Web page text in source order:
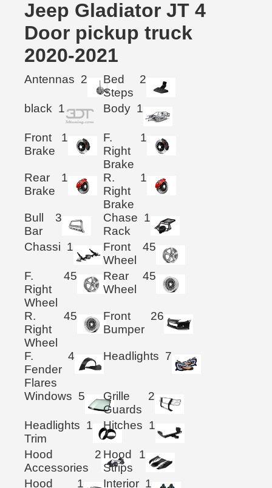
Jeep Gladiator JT 4
Door pickup truck
2020-2021
Antennas 2
Bed
Steps
2
black 1 Body 1
Front
Brake
1
F.
Right
Brake
1
Rear
Brake
1
R.
Right
Brake
1
Bull
Bar
3
Chase
Rack
1
Chassi 1
Front
Wheel
45
F.
Right
Wheel
45
Rear
Wheel
45
R.
Right
Wheel
45
Front
Bumper
26
F.
Fender
Flares
4 Headlights 7
Windows 5
Grille
Guards
2
Headlights
Trim
1 Hitches 1
Hood
Accessories
2 Hood
Strips
1
Hood
1 Interior 1